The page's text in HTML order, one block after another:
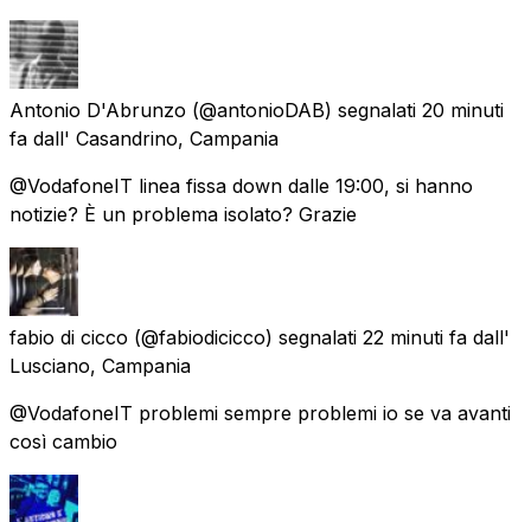
Antonio D'Abrunzo (@antonioDAB) segnalati 20 minuti
fa dall' Casandrino, Campania
@VodafoneIT linea fissa down dalle 19:00, si hanno
notizie? È un problema isolato? Grazie
fabio di cicco (@fabiodicicco) segnalati 22 minuti fa dall'
Lusciano, Campania
@VodafoneIT problemi sempre problemi io se va avanti
così cambio